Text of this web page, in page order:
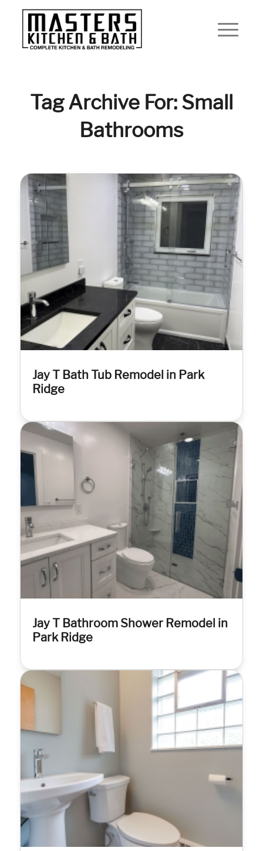
Tag Archive For: Small
Bathrooms
Jay T Bath Tub Remodel in Park
Ridge
Jay T Bathroom Shower Remodel in
Park Ridge